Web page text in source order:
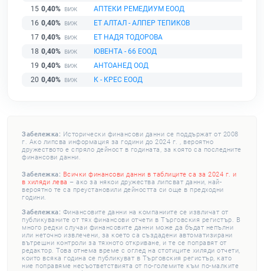
15 0,40%
АПТЕКИ РЕМЕДИУМ ЕООД
16 0,40%
ЕТ АЛТАЛ - АЛПЕР ТЕПИКОВ
17 0,40%
ЕТ НАДЯ ТОДОРОВА
18 0,40%
ЮВЕНТА - 66 ЕООД
19 0,40%
АНТОАНЕД ООД
20 0,40% К - КРЕС ЕООД
Забележка: Исторически финансови данни се поддържат от 2008
г. Ако липсва информация за години до 2024 г. , вероятно
дружеството е спряло дейност в годината, за която са последните
финансови данни.
Забележка: Всички финансови данни в таблиците са за 2024 г. и
в хиляди лева – ако за някои дружества липсват данни, най-
вероятно те са преустановили дейността си още в предходни
години.
Забележка: Финансовите данни на компаниите се извличат от
публикуваните от тях финансови отчети в Търговския регистър. В
много редки случаи финансовите данни може да бъдат непълни
или неточно извлечени, за което са създадени автоматизирани
вътрешни контроли за тяхното откриване, и те се поправят от
редактор. Това отнема време с оглед на стотиците хиляди отчети,
които всяка година се публикуват в Търговския регистър, като
ние поправяме несъответствията от по-големите към по-малките